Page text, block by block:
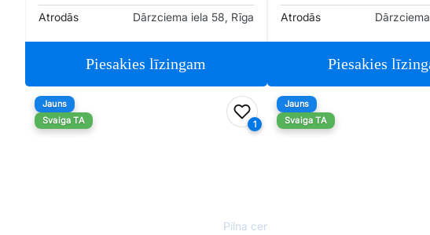
Atrodās
Dārzciema iela 58, Rīga
Piesakies līzingam
Atrodās
Piesakies
1
Pievienot favorītiem
Jauns
Svaiga TA
Pilna cena
Jauns
Svaiga TA